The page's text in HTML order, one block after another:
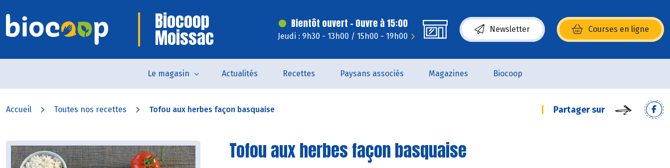
Biocoop
Moissac
Bientôt ouvert - Ouvre à 15:00
Jeudi : 9h30 - 13h00 / 15h00 - 19h00
Newsletter Courses en ligne
(s’ouvre dans une nouvelle fenêtre)
Le magasin Actualités Recettes Paysans associés Magazines Biocoop
Accueil Toutes nos recettes Tofou aux herbes façon basquaise Partager sur
Tofou aux herbes façon basquaise